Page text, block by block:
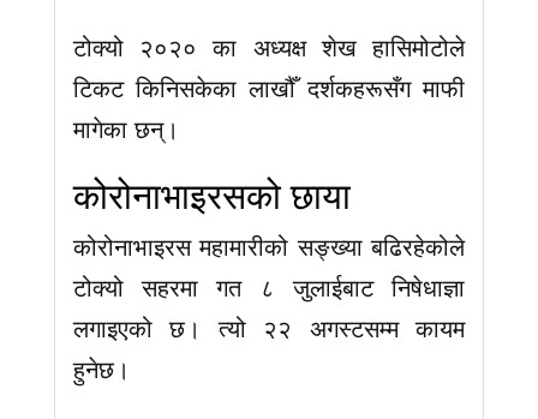
टोक्यो २०२० का अध्यक्ष शेख हासिमोटोले
टिकट किनिसकेका लाखौँ दर्शकहरूसँग माफी
मागेका छन्।
कोरोनाभाइरसको छाया
कोरोनाभाइरस महामारीको सङ्ख्या बढिरहेकोले
टोक्यो सहरमा गत ८ जुलाईबाट निषेधाज्ञा
लगाइएको छ। त्यो २२ अगस्टसम्म कायम
हुनेछ।